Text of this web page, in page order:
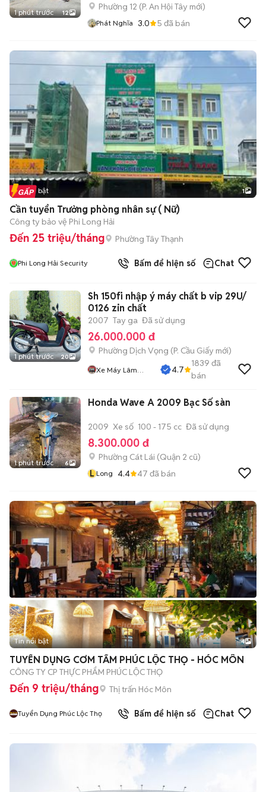
1 phút trước 12
Phường 12 (P. An Hội Tây mới)
Phát Nghĩa 3.0 5 đã bán
Tin nổi bật 1
Cần tuyển Trưởng phòng nhân sự ( Nữ)
Công ty bảo vệ Phi Long Hải
Đến 25 triệu/tháng Phường Tây Thạnh
Phi Long Hải Security Bấm để hiện số Chat
1 phút trước 20
Sh 150fi nhập ý máy chất b vip 29U/
0126 zin chất
2007 Tay ga Đã sử dụng
26.000.000 đ
Phường Dịch Vọng (P. Cầu Giấy mới)
Xe Máy Lâm
4.7
1839 đã
bán
1 phút trước 6
Honda Wave A 2009 Bạc Số sàn
2009 Xe số 100 - 175 cc Đã sử dụng
8.300.000 đ
Phường Cát Lái (Quận 2 cũ)
L Long 4.4 47 đã bán
Tin nổi bật 4
TUYỂN DỤNG CƠM TẤM PHÚC LỘC THỌ - HÓC MÔN
CÔNG TY CP THỰC PHẨM PHÚC LỘC THỌ
Đến 9 triệu/tháng Thị trấn Hóc Môn
Tuyển Dụng Phúc Lộc Thọ Bấm để hiện số Chat